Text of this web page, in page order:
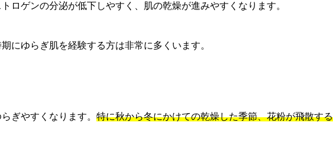
ロゲンの分泌が低下しやすく、肌の乾燥が進みやすくなります。
にゆらぎ肌を経験する方は非常に多くいます。
ぎやすくなります。 特に秋から冬にかけての乾燥した季節、花粉が飛散する